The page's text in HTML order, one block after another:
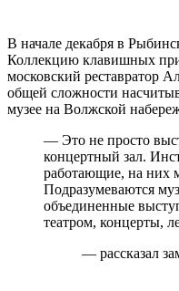
В начале декабря в
Коллекцию клавишных
московский реставратор
общей сложности
музее на Волжской
— Это не просто
концертный зал.
работающие, на них
Подразумеваются
объединенные
театром, концерты,
— рассказал